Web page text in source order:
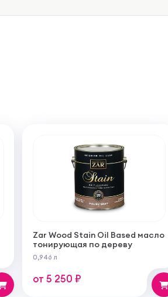
Zar Wood Stain Oil Based масло
тонирующая по дереву
0,946 л
от 5 250 ₽